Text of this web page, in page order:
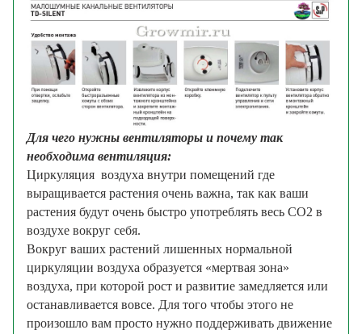
Для чего нужны вентиляторы и почему так
необходима вентиляция:
Циркуляция воздуха внутри помещений где
выращивается растения очень важна, так как ваши
растения будут очень быстро употреблять весь CO2 в
воздухе вокруг себя.
Вокруг ваших растений лишенных нормальной
циркуляции воздуха образуется «мертвая зона»
воздуха, при которой рост и развитие замедляется или
останавливается вовсе. Для того чтобы этого не
произошло вам просто нужно поддерживать движение